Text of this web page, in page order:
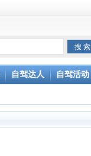
自驾达人 自驾活动